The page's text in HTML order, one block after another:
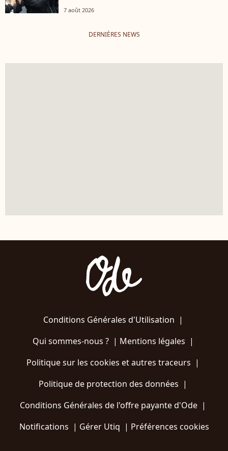
7 août 2026
DERNIÈRES NEWS
Conditions Générales d'Utilisation |
Qui sommes-nous ?| Mentions légales |
Politique sur les cookies et autres traceurs |
Politique de protection des données |
Conditions Générales de l'offre payante d'Ode |
Notifications | Gérer Utiq | Préférences cookies